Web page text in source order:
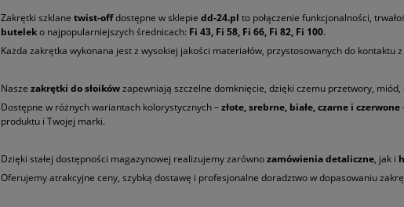
Zakrętki szklane twist-offdostępne w sklepie dd-24.pl to połączenie funkcjonalności,
buteleko najpopularniejszych średnicach: Fi 43, Fi 58, Fi 66, Fi 82, Fi 100.
Każda zakrętka wykonana jest z wysokiej jakości materiałów, przystosowanych do
Nasze zakrętki do słoikówzapewniają szczelne domknięcie, dzięki czemu przetwory,
Dostępne w różnych wariantach kolorystycznych –złote, srebrne, białe, czarne i czerwone
produktu i Twojej marki.
Dzięki stałej dostępności magazynowej realizujemy zarównozamówienia detaliczne, jak i
Oferujemy atrakcyjne ceny, szybką dostawę i profesjonalne doradztwo w dopasowaniu